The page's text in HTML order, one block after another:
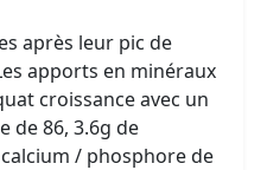
après leur pic de
apports en minéraux
croissance avec un
de 86, 3.6g de
/ phosphore de